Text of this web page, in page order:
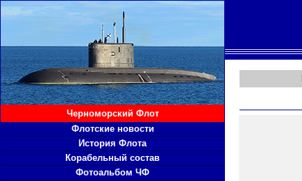
Черноморский Флот
Флотские новости
История Флота
Корабельный состав
Фотоальбом ЧФ